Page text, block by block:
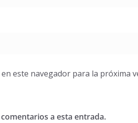
este navegador para la próxima
a esta entrada.